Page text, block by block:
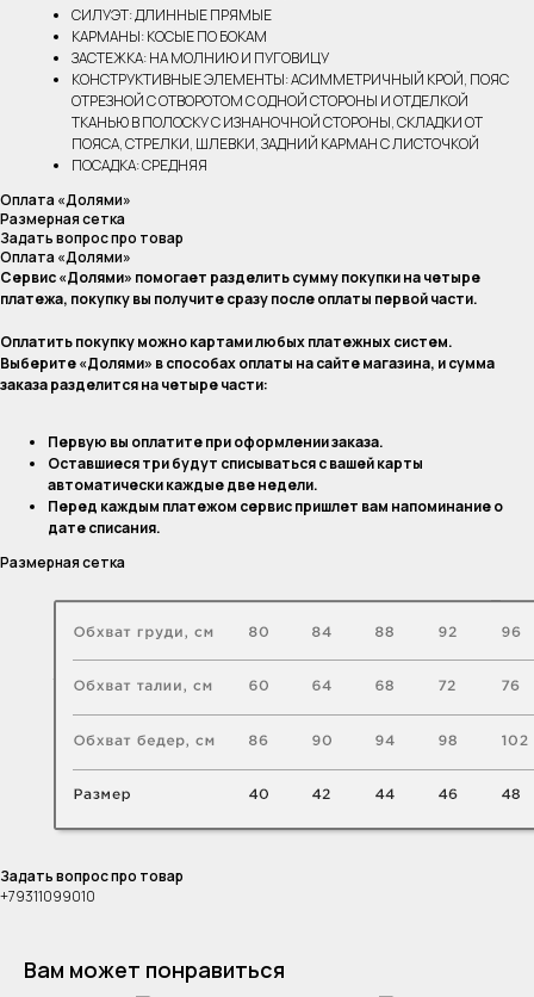
СИЛУЭТ: ДЛИННЫЕ ПРЯМЫЕ
КАРМАНЫ: КОСЫЕ ПО БОКАМ
ЗАСТЕЖКА: НА МОЛНИЮ И ПУГОВИЦУ
КОНСТРУКТИВНЫЕ ЭЛЕМЕНТЫ: АСИММЕТРИЧНЫЙ КРОЙ, ПОЯС
ОТРЕЗНОЙ С ОТВОРОТОМ С ОДНОЙ СТОРОНЫ И ОТДЕЛКОЙ
ТКАНЬЮ В ПОЛОСКУ С ИЗНАНОЧНОЙ СТОРОНЫ, СКЛАДКИ ОТ
ПОЯСА, СТРЕЛКИ, ШЛЕВКИ, ЗАДНИЙ КАРМАН С ЛИСТОЧКОЙ
ПОСАДКА: СРЕДНЯЯ
Оплата «Долями»
Размерная сетка
Задать вопрос про товар
Оплата «Долями»
Сервис «Долями» помогает разделить сумму покупки на четыре
платежа, покупку вы получите сразу после оплаты первой части.
Оплатить покупку можно картами любых платежных систем.
Выберите «Долями» в способах оплаты на сайте магазина, и сумма
заказа разделится на четыре части:
Первую вы оплатите при оформлении заказа.
Оставшиеся три будут списываться с вашей карты
автоматически каждые две недели.
Перед каждым платежом сервис пришлет вам напоминание о
дате списания.
Размерная сетка
Задать вопрос про товар
+79311099010
Вам может понравиться